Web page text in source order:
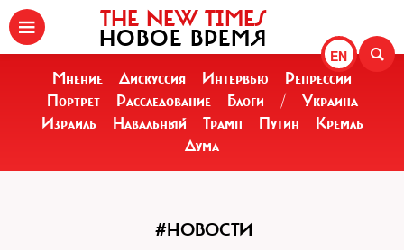
EN
THE NEW TIMES
НОВОЕ ВРЕМЯ
Мнение Дискуссия Интервью
Репрессии
Портрет
Расследование Блоги /
Украина
Израиль
Навальный Трамп Путин
Кремль
Дума
#НОВОСТИ